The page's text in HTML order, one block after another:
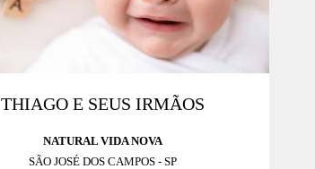
THIAGO E SEUS IRMÃOS
NATURAL VIDA NOVA
SÃO JOSÉ DOS CAMPOS - SP